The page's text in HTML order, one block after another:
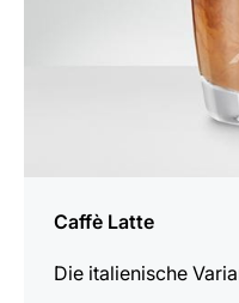
Caffè Latte
Die italienische